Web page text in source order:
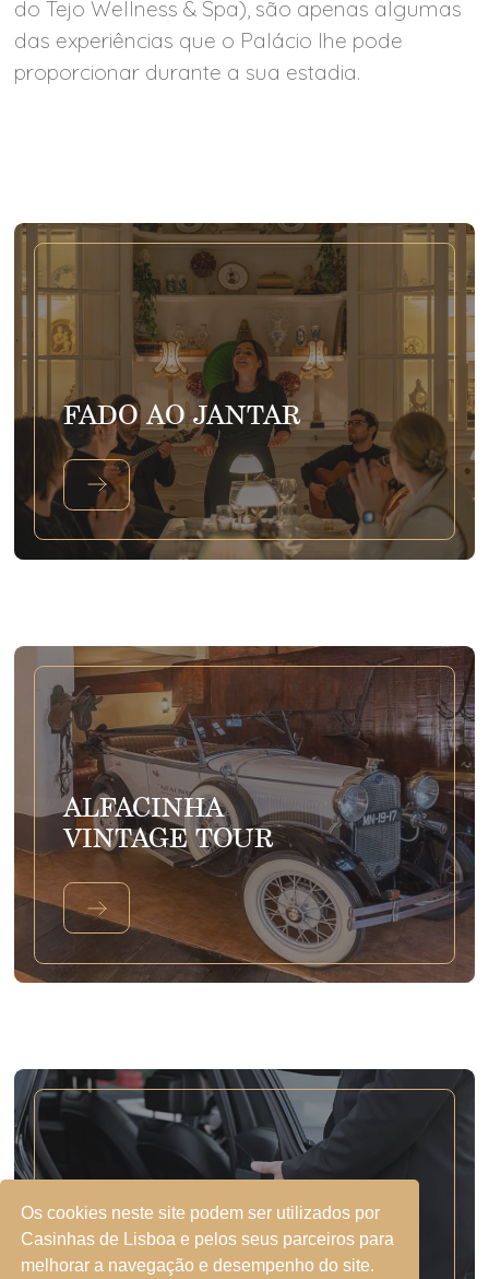
Os cookies neste site podem ser utilizados por
Casinhas de Lisboa e pelos seus parceiros para
melhorar a navegação e desempenho do site.
do Tejo Wellness & Spa), são apenas algumas
das experiências que o Palácio lhe pode
proporcionar durante a sua estadia.
FADO AO JANTAR
ALFACINHA
VINTAGE TOUR
TRANSFERS